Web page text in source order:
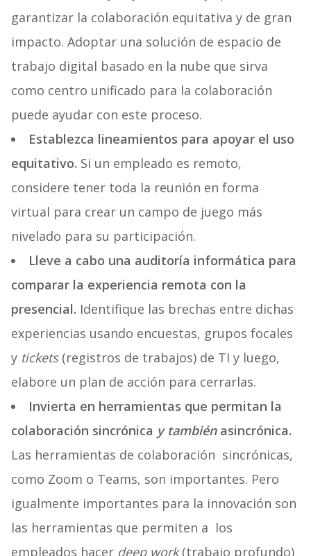
garantizar la colaboración equitativa y de gran
impacto. Adoptar una solución de espacio de
trabajo digital basado en la nube que sirva
como centro unificado para la colaboración
puede ayudar con este proceso.
Establezca lineamientos para apoyar el uso
equitativo. Si un empleado es remoto,
considere tener toda la reunión en forma
virtual para crear un campo de juego más
nivelado para su participación.
Lleve a cabo una auditoría informática para
comparar la experiencia remota con la
presencial. Identifique las brechas entre dichas
experiencias usando encuestas, grupos focales
y tickets(registros de trabajos) de TI y luego,
elabore un plan de acción para cerrarlas.
Invierta en herramientas que permitan la
colaboración sincrónica y también asincrónica.
Las herramientas de colaboración sincrónicas,
como Zoom o Teams, son importantes. Pero
igualmente importantes para la innovación son
las herramientas que permiten a los
empleados hacer deep work(trabajo profundo)